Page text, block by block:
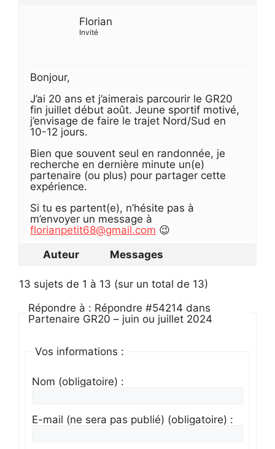
Florian
Invité
Bonjour,
J’ai 20 ans et j’aimerais parcourir le GR20
fin juillet début août. Jeune sportif motivé,
j’envisage de faire le trajet Nord/Sud en
10-12 jours.
Bien que souvent seul en randonnée, je
recherche en dernière minute un(e)
partenaire (ou plus) pour partager cette
expérience.
Si tu es partent(e), n’hésite pas à
m’envoyer un message à
florianpetit68@gmail.com 😉
Auteur
Messages
13 sujets de 1 à 13 (sur un total de 13)
Répondre à : Répondre #54214 dans
Partenaire GR20 – juin ou juillet 2024
Vos informations :
Nom (obligatoire) :
E-mail (ne sera pas publié) (obligatoire) :